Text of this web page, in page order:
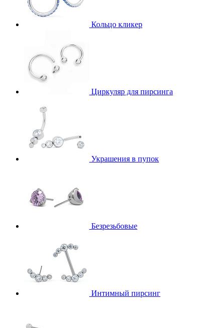
Кольцо кликер
Циркуляр для пирсинга
Украшения в пупок
Безрезьбовые
Интимный пирсинг